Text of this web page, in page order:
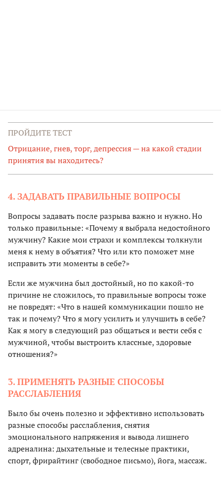
ПРОЙДИТЕ ТЕСТ
Отрицание, гнев, торг, депрессия — на какой стадии
принятия вы находитесь?
4. ЗАДАВАТЬ ПРАВИЛЬНЫЕ ВОПРОСЫ
Вопросы задавать после разрыва важно и нужно. Но
только правильные: «Почему я выбрала недостойного
мужчину? Какие мои страхи и комплексы толкнули
меня к нему в объятия? Что или кто поможет мне
исправить эти моменты в себе?»
Если же мужчина был достойный, но по какой-то
причине не сложилось, то правильные вопросы тоже
не повредят: «Что в нашей коммуникации пошло не
так и почему? Что я могу усилить и улучшить в себе?
Как я могу в следующий раз общаться и вести себя с
мужчиной, чтобы выстроить классные, здоровые
отношения?»
3. ПРИМЕНЯТЬ РАЗНЫЕ СПОСОБЫ
РАССЛАБЛЕНИЯ
Было бы очень полезно и эффективно использовать
разные способы расслабления, снятия
эмоционального напряжения и вывода лишнего
адреналина: дыхательные и телесные практики,
спорт, фрирайтинг (свободное письмо), йога, массаж.